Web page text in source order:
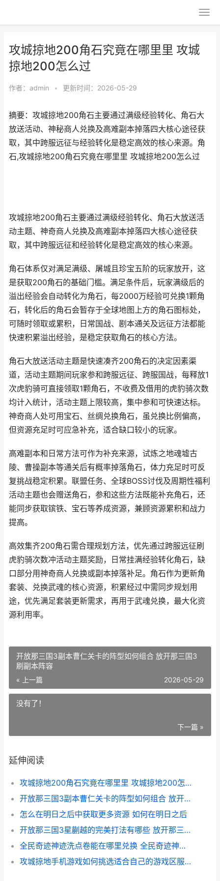
攻城掠地200角石究竟在哪里里 攻城
掠地200怎么过
作者： admin • 更新时间：2026-05-29
摘要：攻城掠地200角石主要通过满级经验转化、角石大
放送活动、神秘商人兑换及高难副本掉落四大核心途径获
取，其中跨服远征与经验转化是稳定高效的核心来源。角
石,攻城掠地200角石究竟在哪里里 攻城掠地200怎么过
攻城掠地200角石主要通过满级经验转化、角石大放送活
动主题、神奇商人兑换及高难副本掉落四大核心途径获
取，其中跨服远征和经验转化是稳定高效的核心来源。
角石体系仅对满足满级、屠城且珍宝五阶的玩家放开，这
是获取200角石的基础门槛。满足条件后，玩家满级后的
溢出经验会自动转化为角石，每2000万经验可兑换1颗角
石，转化后的角石会暂存于全球地图上方的角石图标处，
可随时领取或累积，日常国战、剧本通关及远征方法都能
快速积累溢出经验，是稳定获取角石的核心方法。
角石大放送活动主题是快速凑齐200角石的决定因素渠
道，活动主题期间玩家参和跨服远征、跨服国战，每释放1
次虎豹骑可直接领取1颗角石，不收费及借用的虎豹骑次数
均计入统计，活动主题上限较高，集中参和可快速达标。
神奇商人处可用宝石、丝绸兑换角石，虽兑换比例偏高，
但资源充足时可应急补充，适合缺口较小的玩家。
高难副本和日常方法可作为补充来源，试炼之地魂墟古
陵、曹操副本等通关后有概率掉落角石，体力充足时可反
复挑战稳定积累。联盟任务、全球BOSS讨伐及周期性福利
活动主题也会赠送角石，参和这些方法既能补充角石，还
能同步获取镔铁、宝石等养成资源，兼顾资源累积和战力
提高。
高效集齐200角石需合理规划方法，优先通过跨服远征刷
虎豹骑次数冲活动主题奖励，日常挂满经验转化角石，缺
口部分用神奇商人兑换或副本掉落补足。角石作为更新角
套装、兑换武魂的核心资源，积累经过中需同步规划用
途，优先满足套装更新需求，再用于武魂兑换，最大化资
源利用率。
开放那三国3副本曹仁关卡的阵型如何组合 放开那三国3
刷副本阵容
« 上一篇 2026-05-29
没有了！
下一篇 »
延伸阅读
攻城掠地200角石究竟在哪里里 攻城掠地200怎么过
开放那三国3副本曹仁关卡的阵型如何组合 放开那三国3刷副本阵容
怎么在明日之后中获取更多资源 如何在明日之后
开放那三国3星蒯越的完美打法有哪些 放开那三国2110级
全民奇迹神迹洗点卷能在哪里兑换 全民奇迹神迹洗点卷
攻城掠地手机游戏如何挑选适合自己的游戏区服 攻城掠地唯一正版官网